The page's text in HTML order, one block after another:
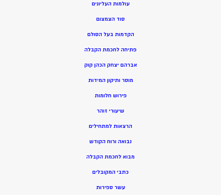
עולמות העליונים
סוד הצמצום
הקדמות בעל הסולם
פתיחה לחכמת הקבלה
אברהם יצחק הכהן קוק
מוסר ותיקון המידות
פירוש חלומות
שיעורי זוהר
הרצאות למתחילים
נבואה ורוח הקודש
מבוא לחכמת הקבלה
כתבי המקובלים
עשר ספירות